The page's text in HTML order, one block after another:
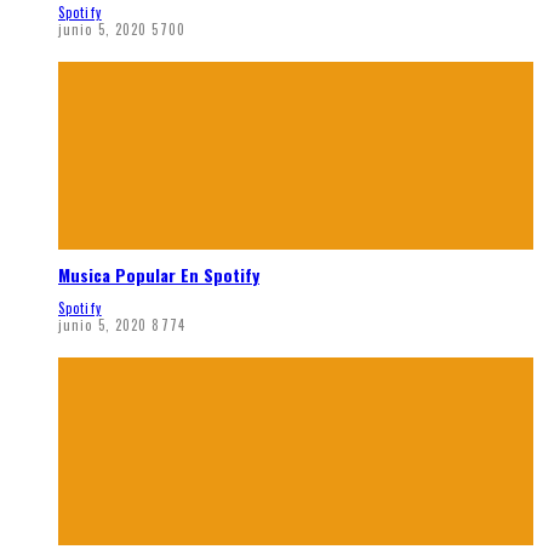
Spotify
junio 5, 2020 5700
Musica Popular En Spotify
Spotify
junio 5, 2020 8774